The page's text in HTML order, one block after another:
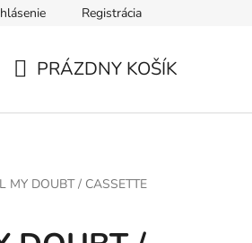
Registrácia
PRÁZDNY KOŠÍK
MY DOUBT / CASSETTE